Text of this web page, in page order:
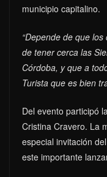
municipio capitalino.
“Depende de que
de tener cerca las
Córdoba, y que a
Turista que es bien
Del evento participó
Cristina Cravero. La
especial invitación
este importante